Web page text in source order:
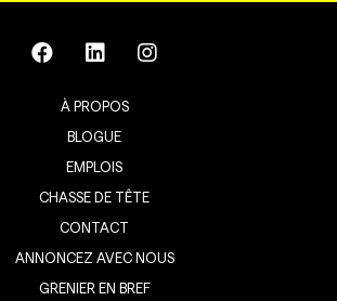
À PROPOS
BLOGUE
EMPLOIS
CHASSE DE TÊTE
CONTACT
ANNONCEZ AVEC NOUS
GRENIER EN BREF